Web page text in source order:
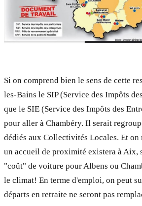
Si on comprend bien le sens de cette
les-Bains le SIP (Service des Impôts
que le SIE (Service des Impôts des
pour aller à Chambéry. Il serait
dédiés aux Collectivités Locales. Et on
un accueil de proximité existera à Aix,
"coût" de voiture pour Albens ou
le climat! En terme d'emploi, on peut
départs en retraite ne seront pas